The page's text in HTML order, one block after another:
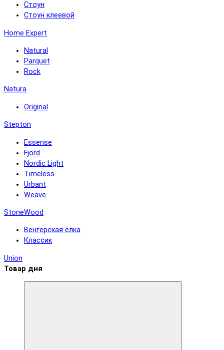
Стоун
Стоун клеевой
Home Expert
Natural
Parquet
Rock
Natura
Original
Stepton
Essense
Fjord
Nordic Light
Timeless
Urbant
Weave
StoneWood
Венгерская ёлка
Классик
Union
Товар дня